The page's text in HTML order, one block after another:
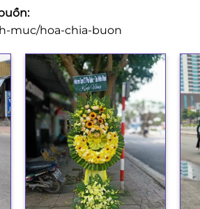
muc/hoa-chia-buon